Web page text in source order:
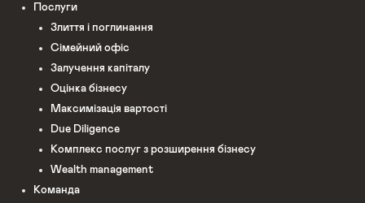
Послуги
Злиття і поглинання
Сімейний офіс
Залучення капіталу
Оцінка бізнесу
Максимізація вартості
Due Diligence
Комплекс послуг з розширення бізнесу
Wealth management
Команда